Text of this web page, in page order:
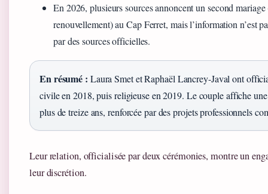
En 2026, plusieurs sources annoncent un second
renouvellement) au Cap Ferret, mais l’information n’est
par des sources officielles.
En résumé : Laura Smet et Raphaël Lancrey-Javal ont
civile en 2018, puis religieuse en 2019. Le couple affiche
plus de treize ans, renforcée par des projets professionnels
Leur relation, officialisée par deux cérémonies, montre un
leur discrétion.